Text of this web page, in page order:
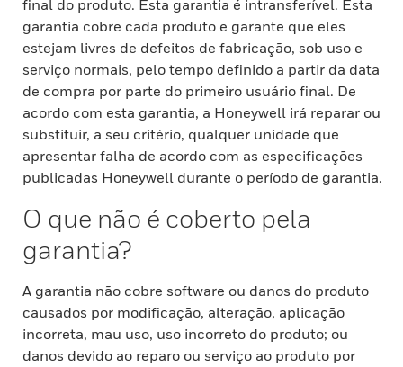
final do produto. Esta garantia é intransferível. Esta
garantia cobre cada produto e garante que eles
estejam livres de defeitos de fabricação, sob uso e
serviço normais, pelo tempo definido a partir da data
de compra por parte do primeiro usuário final. De
acordo com esta garantia, a Honeywell irá reparar ou
substituir, a seu critério, qualquer unidade que
apresentar falha de acordo com as especificações
publicadas Honeywell durante o período de garantia.
O que não é coberto pela
garantia?
A garantia não cobre software ou danos do produto
causados por modificação, alteração, aplicação
incorreta, mau uso, uso incorreto do produto; ou
danos devido ao reparo ou serviço ao produto por